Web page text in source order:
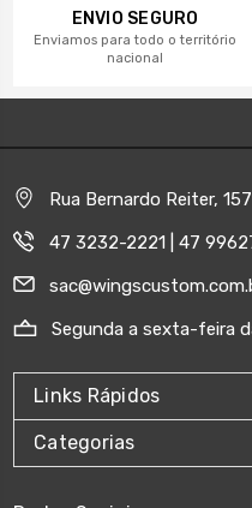
ENVIO SEGURO
Enviamos para todo o território
nacional
Rua Bernardo Reiter,
47 3232-2221 | 47
Segunda a sexta-feira
Links Rápidos
Categorias